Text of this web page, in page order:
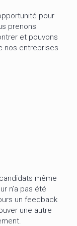
pour
prenons
et pouvons
nos entreprises
même
n’a pas été
un feedback
une autre